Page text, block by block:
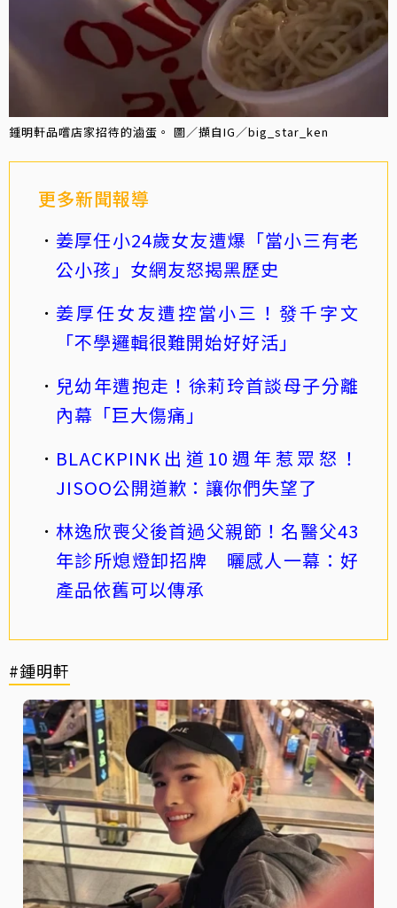
鍾明軒品嚐店家招待的滷蛋。 圖／擷自IG／big_star_ken
更多新聞報導
姜厚任小24歲女友遭爆「當小三有老
公小孩」女網友怒揭黑歷史
姜厚任女友遭控當小三！發千字文
「不學邏輯很難開始好好活」
兒幼年遭抱走！徐莉玲首談母子分離
內幕「巨大傷痛」
BLACKPINK出道10週年惹眾怒！
JISOO公開道歉：讓你們失望了
林逸欣喪父後首過父親節！名醫父43
年診所熄燈卸招牌 曬感人一幕：好
產品依舊可以傳承
#鍾明軒